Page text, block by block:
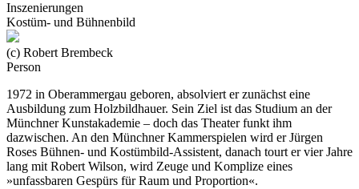
Inszenierungen
Kostüm- und Bühnenbild
(c) Robert Brembeck
Person
1972 in Oberammergau geboren, absolviert er zunächst eine
Ausbildung zum Holzbildhauer. Sein Ziel ist das Studium an der
Münchner Kunstakademie – doch das Theater funkt ihm
dazwischen. An den Münchner Kammerspielen wird er Jürgen
Roses Bühnen- und Kostümbild-Assistent, danach tourt er vier Jahre
lang mit Robert Wilson, wird Zeuge und Komplize eines
»unfassbaren Gespürs für Raum und Proportion«.